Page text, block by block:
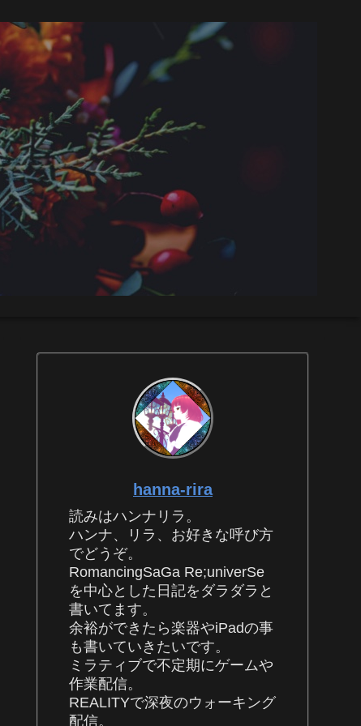
hanna-rira
読みはハンナリラ。
ハンナ、リラ、お好きな呼び方
でどうぞ。
RomancingSaGa Re;univerSe
を中心とした日記をダラダラと
書いてます。
余裕ができたら楽器やiPadの事
も書いていきたいです。
ミラティブで不定期にゲームや
作業配信。
REALITYで深夜のウォーキング
配信。